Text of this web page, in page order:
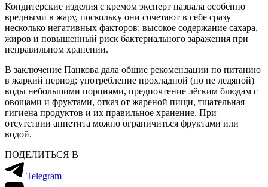
Кондитерские изделия с кремом эксперт назвала особенно
вредными в жару, поскольку они сочетают в себе сразу
несколько негативных факторов: высокое содержание сахара,
жиров и повышенный риск бактериального заражения при
неправильном хранении.
В заключение Панкова дала общие рекомендации по питанию
в жаркий период: употребление прохладной (но не ледяной)
воды небольшими порциями, предпочтение лёгким блюдам с
овощами и фруктами, отказ от жареной пищи, тщательная
гигиена продуктов и их правильное хранение. При
отсутствии аппетита можно ограничиться фруктами или
водой.
ПОДЕЛИТЬСЯ В
Telegram